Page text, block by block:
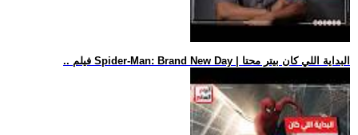
.. فيلم Spider-Man: Brand New Day | البداية اللي كان بيتر محتا